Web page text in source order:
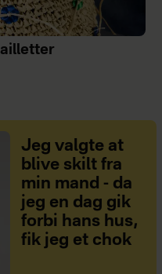
Jeg valgte at
blive skilt fra
min mand - da
jeg en dag gik
forbi hans hus,
fik jeg et chok